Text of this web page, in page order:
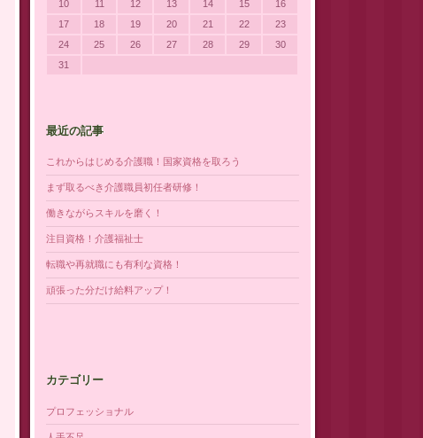
10
11 12 13 14 15
16
17
18 19 20 21 22
23
24
25 26 27 28 29
30
31
最近の記事
これからはじめる介護職！国家資格を取ろう
まず取るべき介護職員初任者研修！
働きながらスキルを磨く！
注目資格！介護福祉士
転職や再就職にも有利な資格！
頑張った分だけ給料アップ！
カテゴリー
プロフェッショナル